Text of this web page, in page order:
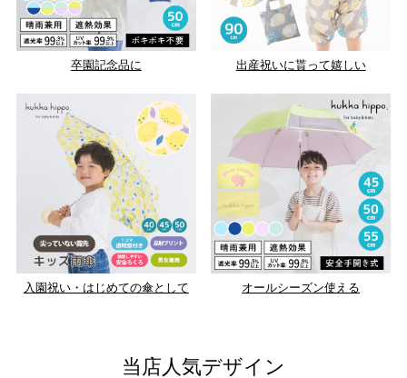
卒園記念品に 出産祝いに貰って嬉しい
入園祝い・はじめての傘として オールシーズン使える
当店人気デザイン